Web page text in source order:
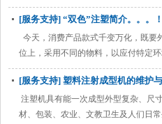
有显著影响： 零件重量 在模塑中
[服务支持] “双色”注塑简介。。。
今天，消费产品款式千变万化，既要
位上，采用不同的物料，以应付特定
产技术也随之复杂化，双物料注塑工
胜任，不过后加工工序相当费时复杂
模具设计的技巧
[服务支持] 塑料注射成型机的维护
注塑机具有能一次成型外型复杂、尺
材、包装、农业、文教卫生及人们日